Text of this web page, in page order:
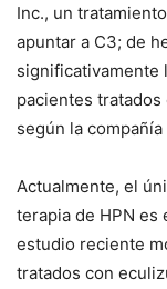
Inc., un
apuntar a C3; de
significativamente
pacientes tratados
según la
Actualmente, el
terapia de HPN es
estudio reciente
tratados con